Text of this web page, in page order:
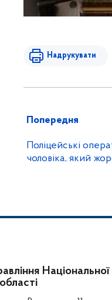
Надрукувати
Попередня
Поліцейські
чоловіка, який
Національної